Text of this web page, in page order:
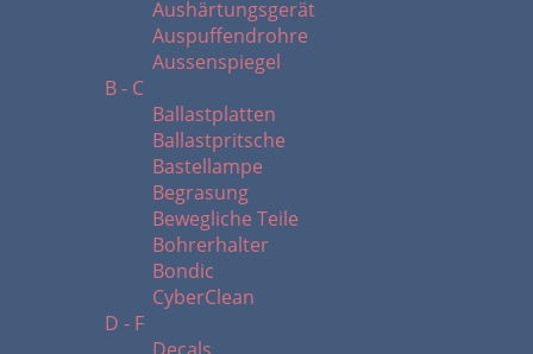
Aushärtungsgerät
Auspuffendrohre
Aussenspiegel
B - C
Ballastplatten
Ballastpritsche
Bastellampe
Begrasung
Bewegliche Teile
Bohrerhalter
Bondic
CyberClean
D - F